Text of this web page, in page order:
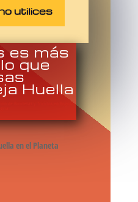
utilices
es más
que
Huella
de Bicicletas y Triciclos en Bogotá